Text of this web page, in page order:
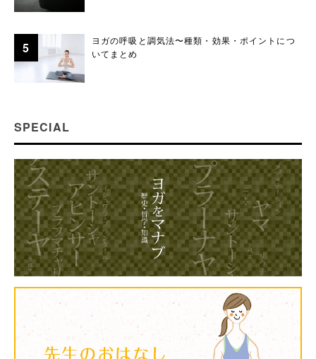
ヨガの呼吸と調気法〜種類・効果・ポイントにつ
いてまとめ
SPECIAL